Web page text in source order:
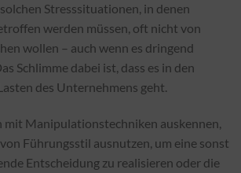
Stresssituationen, in denen
werden müssen, oft nicht von
wollen – auch wenn es dringend
Schlimme dabei ist, dass es in den
des Unternehmens geht.
mit Manipulationstechniken auskennen,
Führungsstil ausnutzen, um eine sonst
Entscheidung zu realisieren oder die